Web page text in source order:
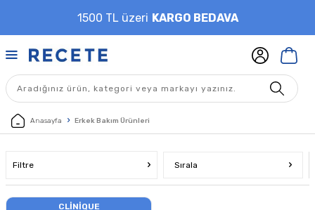
1500 TL üzeri KARGO BEDAVA
Anasayfa Erkek Bakım Ürünleri
Filtre Sırala
CLINIQUE